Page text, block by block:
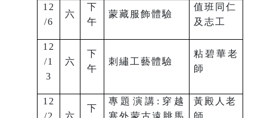
12
/6
六
下
午
蒙藏服飾體驗
值班同仁
及志工
12
/1
3
六
下
午
刺繡工藝體驗
粘碧華老
師
12
/2
六
下
專題演講:穿越
塞外蒙古遠眺馬
黃殿人老
師